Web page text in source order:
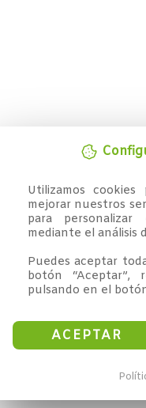
Utilizamos
mejorar nuestros
para
mediante el análisis
Puedes aceptar
botón “Aceptar”,
pulsando en el
ACEPTAR